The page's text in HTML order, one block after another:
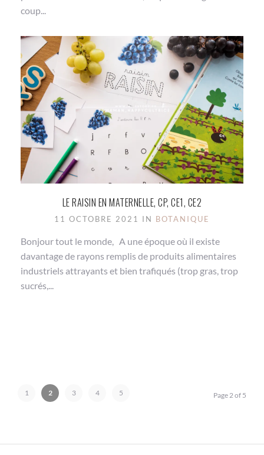
coup...
LE RAISIN EN MATERNELLE, CP, CE1, CE2
11 OCTOBRE 2021 IN BOTANIQUE
Bonjour tout le monde, A une époque où il existe
davantage de rayons remplis de produits alimentaires
industriels attrayants et bien trafiqués (trop gras, trop
sucrés,...
1 2 3 4 5 Page 2 of 5